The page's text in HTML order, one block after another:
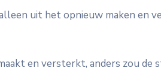
uit het opnieuw maken en
en versterkt, anders zou de